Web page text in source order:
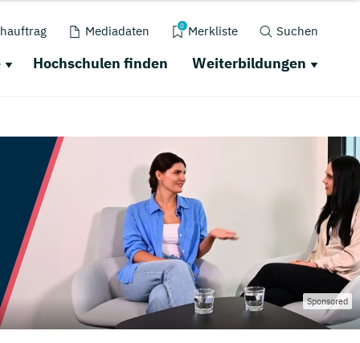
Mediadaten 0 Merkliste Suchen
Hochschulen finden Weiterbildungen
Sponsored